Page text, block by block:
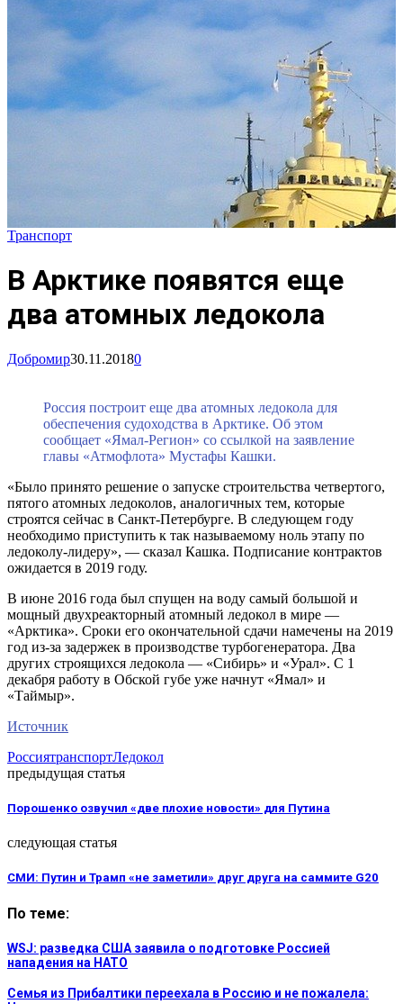
Транспорт
В Арктике появятся еще
два атомных ледокола
Добромир30.11.20180
Россия построит еще два атомных ледокола для
обеспечения судоходства в Арктике. Об этом
сообщает «Ямал-Регион» со ссылкой на заявление
главы «Атмофлота» Мустафы Кашки.
«Было принято решение о запуске строительства четвертого,
пятого атомных ледоколов, аналогичных тем, которые
строятся сейчас в Санкт-Петербурге. В следующем году
необходимо приступить к так называемому ноль этапу по
ледоколу-лидеру», — сказал Кашка. Подписание контрактов
ожидается в 2019 году.
В июне 2016 года был спущен на воду самый большой и
мощный двухреакторный атомный ледокол в мире —
«Арктика». Сроки его окончательной сдачи намечены на 2019
год из-за задержек в производстве турбогенератора. Два
других строящихся ледокола — «Сибирь» и «Урал». С 1
декабря работу в Обской губе уже начнут «Ямал» и
«Таймыр».
Источник
РоссиятранспортЛедокол
предыдущая статья
Порошенко озвучил «две плохие новости» для Путина
следующая статья
СМИ: Путин и Трамп «не заметили» друг друга на саммите G20
По теме:
WSJ: разведка США заявила о подготовке Россией
нападения на НАТО
Семья из Прибалтики переехала в Россию и не пожалела: